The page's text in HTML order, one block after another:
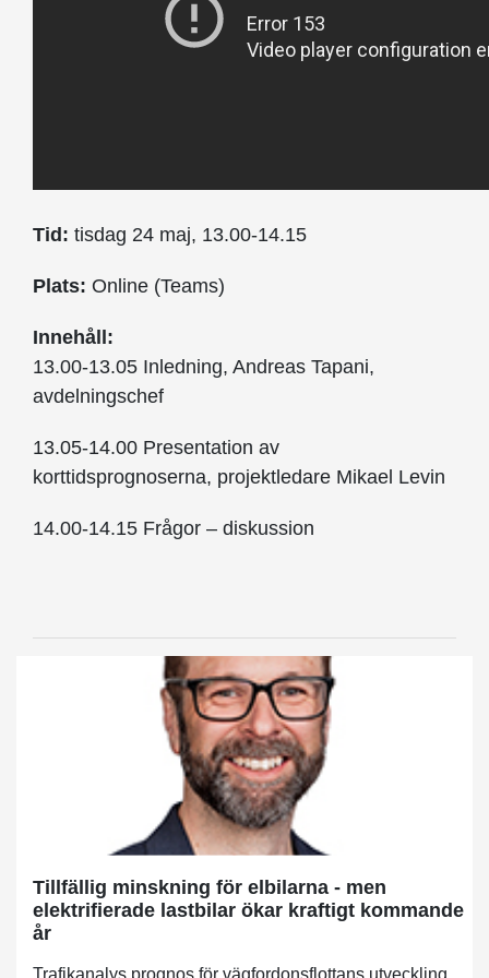
Tid: tisdag 24 maj, 13.00-14.15
Plats: Online (Teams)
Innehåll:
13.00-13.05 Inledning, Andreas Tapani,
avdelningschef
13.05-14.00 Presentation av
korttidsprognoserna, projektledare Mikael Levin
14.00-14.15 Frågor – diskussion
Tillfällig minskning för elbilarna - men
elektrifierade lastbilar ökar kraftigt kommande
år
Trafikanalys prognos för vägfordonsflottans utveckling